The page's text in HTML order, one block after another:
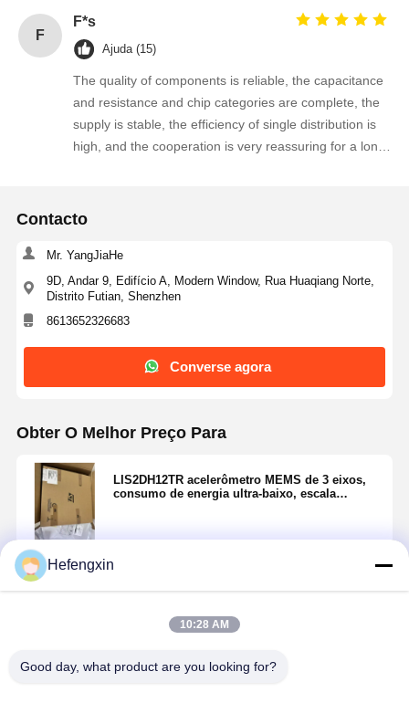
transistor de junção bipolar
F
F*s
Ajuda (15)
The quality of components is reliable, the capacitance
and resistance and chip categories are complete, the
supply is stable, the efficiency of single distribution is
high, and the cooperation is very reassuring for a long
Contacto
Mr. YangJiaHe
9D, Andar 9, Edifício A, Modern Window, Rua Huaqiang Norte,
Distrito Futian, Shenzhen
8613652326683
Converse agora
Obter O Melhor Preço Para
LIS2DH12TR acelerômetro MEMS de 3 eixos,
consumo de energia ultra-baixo, escala
Produtos Recomendados
Hefengxin
10:28 AM
Good day, what product are you looking for?